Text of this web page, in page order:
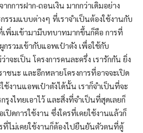
กการฝาก-ถอนเงิน มากกว่าเดิมอย่าง
รรมแบบต่างๆ ที่เราจำเป็นต้องใช้งานกับ
เพิ่มเข้ามามีบทบาทมากขึ้นก็คือ การที่
รวมเข้ากับแอพเป๋าตัง เพื่อใช้กับ
าจะเป็น โครงการคนละครึ่ง เรารักกัน ยิ่ง
าชนะ และอีกหลายโครงการที่อาจจะเปิด
ช้งานแอพเป๋าตังได้นั้น เราก็จำเป็นที่จะ
งไทยเอาไว้ และสิ่งที่จำเป็นที่สุดเลยก็
ปิดการใช้งาน ซึ่งใครที่เคยใช้งานแล้วก็
ไม่เคยใช้งานก็ต้องไปยืนยันตัวตนที่ตู้